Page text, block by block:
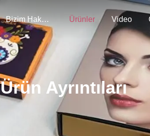
Bizim Hakkımızda Ürünler Video
Ürün Ayrıntıları